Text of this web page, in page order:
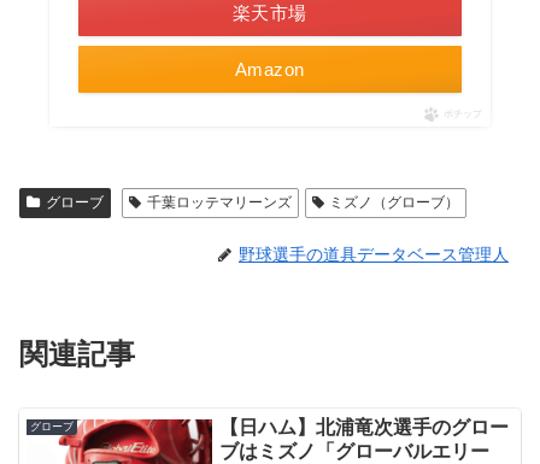
Amazon
楽天市場
ポチップ
グローブ 千葉ロッテマリーンズ ミズノ（グローブ）
野球選手の道具データベース管理人
関連記事
グローブ
【日ハム】北浦竜次選手のグロー
ブはミズノ「グローバルエリー